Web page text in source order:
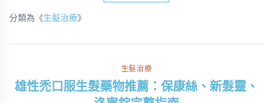
分類為《生髮治療》
生髮治療
雄性禿口服生髮藥物推薦：保康絲、新髮靈、